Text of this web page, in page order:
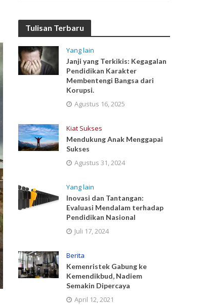
Tulisan Terbaru
Yang lain
Janji yang Terkikis: Kegagalan
Pendidikan Karakter
Membentengi Bangsa dari
Korupsi.
Agustus 16, 2025
Kiat Sukses
Mendukung Anak Menggapai
Sukses
Agustus 31, 2024
Yang lain
Inovasi dan Tantangan:
Evaluasi Mendalam terhadap
Pendidikan Nasional
Juli 17, 2024
Berita
Kemenristek Gabung ke
Kemendikbud, Nadiem
Semakin Dipercaya
April 12, 2021